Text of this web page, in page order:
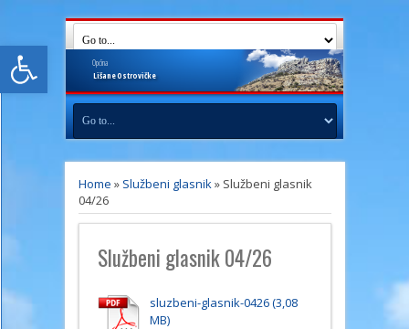
Open toolbar
LišaneOstrovičke
Općina
Home » Službeni glasnik» Službeni glasnik
04/26
Službeni glasnik 04/26
sluzbeni-glasnik-0426